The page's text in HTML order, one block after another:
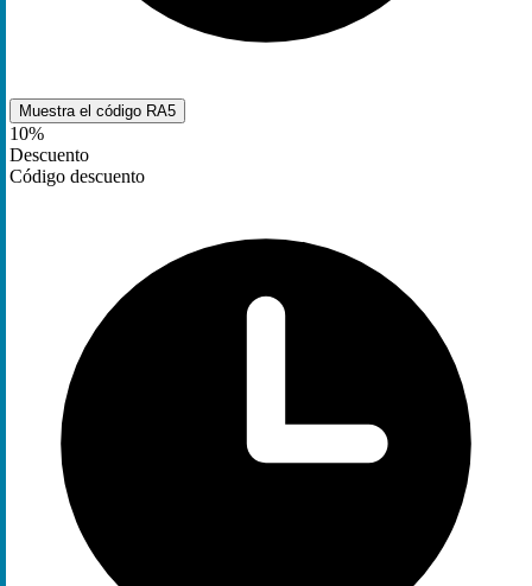
Muestra el código RA5
10%
Descuento
Código descuento